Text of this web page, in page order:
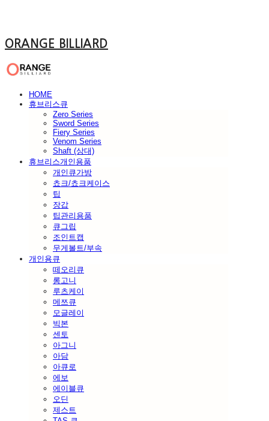
ORANGE BILLIARD
HOME
휴브리스큐
Zero Series
Sword Series
Fiery Series
Venom Series
Shaft (상대)
휴브리스개인용품
개인큐가방
쵸크/쵸크케이스
팁
장갑
팁관리용품
큐그립
조인트캡
무게볼트/부속
개인용큐
떼오리큐
롱고니
루츠케이
메쯔큐
모글레이
빅본
센토
아그니
아담
아큐로
에보
에이블큐
오딘
제스트